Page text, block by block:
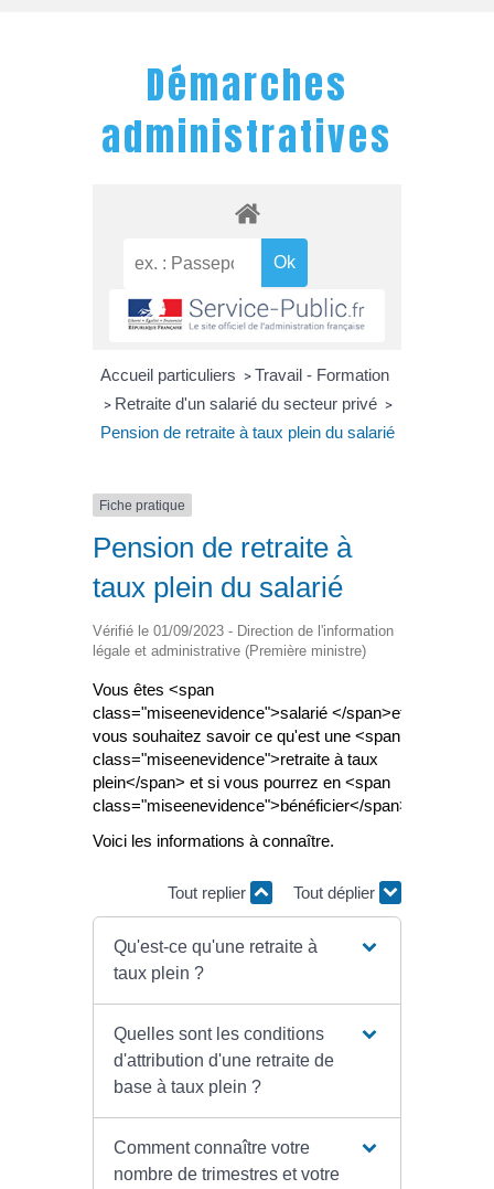
Démarches
administratives
Accueil particuliers > Travail - Formation
> Retraite d'un salarié du secteur privé >
Pension de retraite à taux plein du salarié
Fiche pratique
Pension de retraite à
taux plein du salarié
Vérifié le 01/09/2023 - Direction de l'information
légale et administrative (Première ministre)
Vous êtes <span
class="miseenevidence">salarié </span>et
vous souhaitez savoir ce qu'est une <span
class="miseenevidence">retraite à taux
plein</span> et si vous pourrez en <span
class="miseenevidence">bénéficier</span> ?
Voici les informations à connaître.
Tout replier Tout déplier
Qu'est-ce qu'une retraite à
taux plein ?
Quelles sont les conditions
d'attribution d'une retraite de
base à taux plein ?
Comment connaître votre
nombre de trimestres et votre